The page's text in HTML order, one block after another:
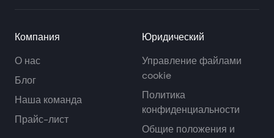
Компания
О нас
Блог
Наша команда
Прайс-лист
Юридический
Управление файлами
cookie
Политика
конфиденциальности
Общие положения и